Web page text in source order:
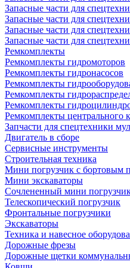
Запасные части для
Запасные части для
Запасные части для
Запасные части для
Ремкомплекты
Ремкомплекты гидромоторов
Ремкомплекты гидронасосов
Ремкомплекты
Ремкомплекты
Ремкомплекты
Ремкомплекты центрального
Запчасти для спецтехники
Двигатель в сборе
Сервисные инструменты
Строительная техника
Мини погрузчик с бортовым
Мини экскаваторы
Сочлененный мини
Телескопический погрузчик
Фронтальные погрузчики
Экскаваторы
Техника и навесное
Дорожные фрезы
Дорожные щетки